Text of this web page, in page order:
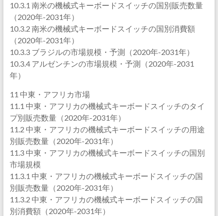
10.3.1 南米の機械式キーボードスイッチの国別販売数量
（2020年-2031年）
10.3.2 南米の機械式キーボードスイッチの国別消費額
（2020年-2031年）
10.3.3 ブラジルの市場規模・予測（2020年-2031年）
10.3.4 アルゼンチンの市場規模・予測（2020年-2031
年）
11 中東・アフリカ市場
11.1 中東・アフリカの機械式キーボードスイッチのタイ
プ別販売数量（2020年-2031年）
11.2 中東・アフリカの機械式キーボードスイッチの用途
別販売数量（2020年-2031年）
11.3 中東・アフリカの機械式キーボードスイッチの国別
市場規模
11.3.1 中東・アフリカの機械式キーボードスイッチの国
別販売数量（2020年-2031年）
11.3.2 中東・アフリカの機械式キーボードスイッチの国
別消費額（2020年-2031年）